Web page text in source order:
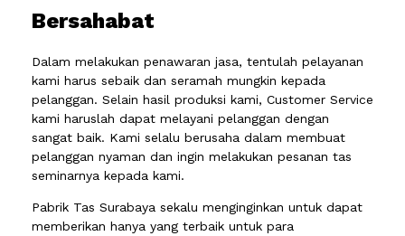
Bersahabat
Dalam melakukan penawaran jasa, tentulah pelayanan
kami harus sebaik dan seramah mungkin kepada
pelanggan. Selain hasil produksi kami, Customer Service
kami haruslah dapat melayani pelanggan dengan
sangat baik. Kami selalu berusaha dalam membuat
pelanggan nyaman dan ingin melakukan pesanan tas
seminarnya kepada kami.
Pabrik Tas Surabaya sekalu menginginkan untuk dapat
memberikan hanya yang terbaik untuk para